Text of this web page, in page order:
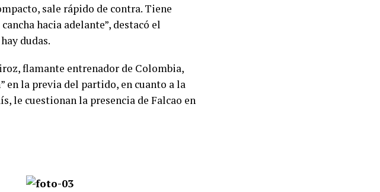
sale rápido de contra. Tiene
hacia adelante”, destacó el
dudas.
flamante entrenador de Colombia,
en la previa del partido, en cuanto a la
le cuestionan la presencia de Falcao en